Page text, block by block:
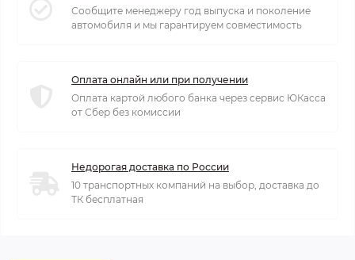
Сообщите менеджеру год выпуска и поколение
автомобиля и мы гарантируем совместимость
Оплата онлайн или при получении
Оплата картой любого банка через сервис ЮКасса
от Сбер без комиссии
Недорогая доставка по России
10 транспортных компаний на выбор, доставка до
ТК бесплатная